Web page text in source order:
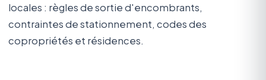
locales : règles de sortie d'encombrants,
contraintes de stationnement, codes des
copropriétés et résidences.